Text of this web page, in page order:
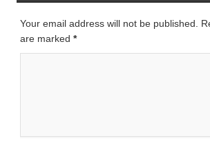
Your email address will not be published.
are marked *